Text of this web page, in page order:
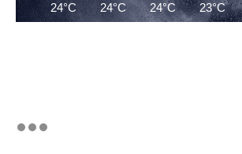
24°C 24°C 24°C 23°C